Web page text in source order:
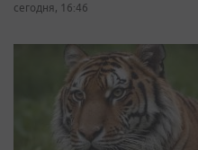
сегодня, 16:46